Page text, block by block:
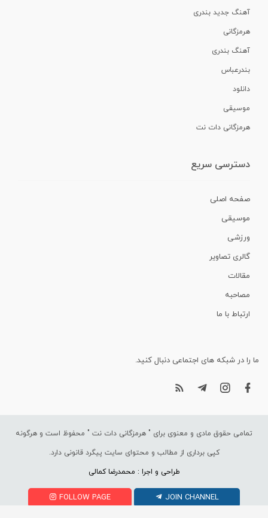
آهنگ جدید بندری
هرمزگانی
آهنگ بندری
بندرعباس
دانلود
موسیقی
هرمزگانی دات نت
دسترسی سریع
صفحه اصلی
موسیقی
ورزشی
گالری تصاویر
مقالات
مصاحبه
ارتباط با ما
ما را در شبکه های اجتماعی دنبال کنید.
تمامی حقوق مادی و معنوی برای " هرمزگانی دات نت " محفوظ است و هرگونه
کپی برداری از مطالب و محتوای سایت پیگرد قانونی دارد.
طراحی و اجرا : محمدرضا کمالی
FOLLOW PAGE JOIN CHANNEL